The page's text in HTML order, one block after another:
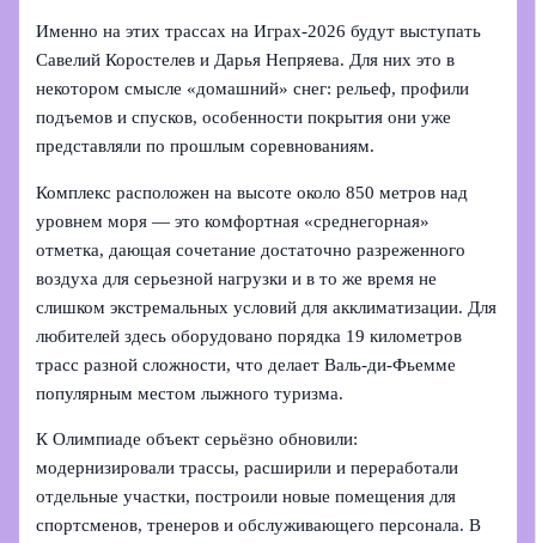
Именно на этих трассах на Играх‑2026 будут выступать
Савелий Коростелев и Дарья Непряева. Для них это в
некотором смысле «домашний» снег: рельеф, профили
подъемов и спусков, особенности покрытия они уже
представляли по прошлым соревнованиям.
Комплекс расположен на высоте около 850 метров над
уровнем моря — это комфортная «среднегорная»
отметка, дающая сочетание достаточно разреженного
воздуха для серьезной нагрузки и в то же время не
слишком экстремальных условий для акклиматизации. Для
любителей здесь оборудовано порядка 19 километров
трасс разной сложности, что делает Валь‑ди‑Фьемме
популярным местом лыжного туризма.
К Олимпиаде объект серьёзно обновили:
модернизировали трассы, расширили и переработали
отдельные участки, построили новые помещения для
спортсменов, тренеров и обслуживающего персонала. В